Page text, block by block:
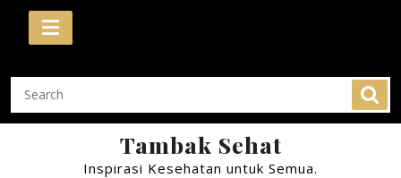
Skip
Tambak Sehat
Inspirasi Kesehatan untuk Semua.